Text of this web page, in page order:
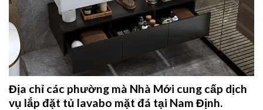
Địa chỉ các phường mà Nhà Mới cung cấp dịch
vụ lắp đặt tủ lavabo mặt đá tại Nam Định.